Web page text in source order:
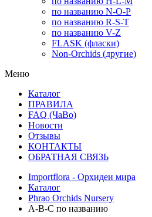
по названию N-O-P
по названию R-S-T
по названию V-Z
FLASK (фласки)
Non-Orchids (другие)
Меню
Каталог
ПРАВИЛА
FAQ (ЧаВо)
Новости
Отзывы
КОНТАКТЫ
ОБРАТНАЯ СВЯЗЬ
Importflora - Орхидеи мира
Каталог
Phrao Orchids Nursery
A-B-C по названию